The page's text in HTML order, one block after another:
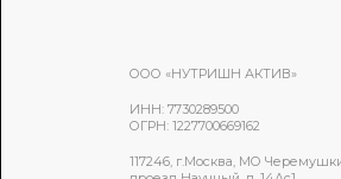
ООО «НУТРИШН АКТИВ»
ИНН: 7730289500
ОГРН: 1227700669162
117246, г.Москва, МО